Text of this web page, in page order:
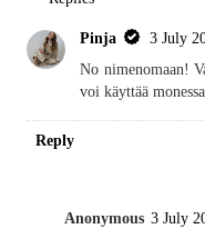
Pinja
3 July
No nimenomaan!
voi käyttää
Reply
Anonymous 3 July